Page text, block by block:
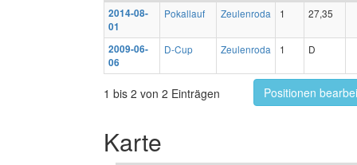
2014-08-
01
Pokallauf Zeulenroda 1 27,35
2009-06-
06
D-Cup Zeulenroda 1 D
1 bis 2 von 2 Einträgen Positionen
Karte